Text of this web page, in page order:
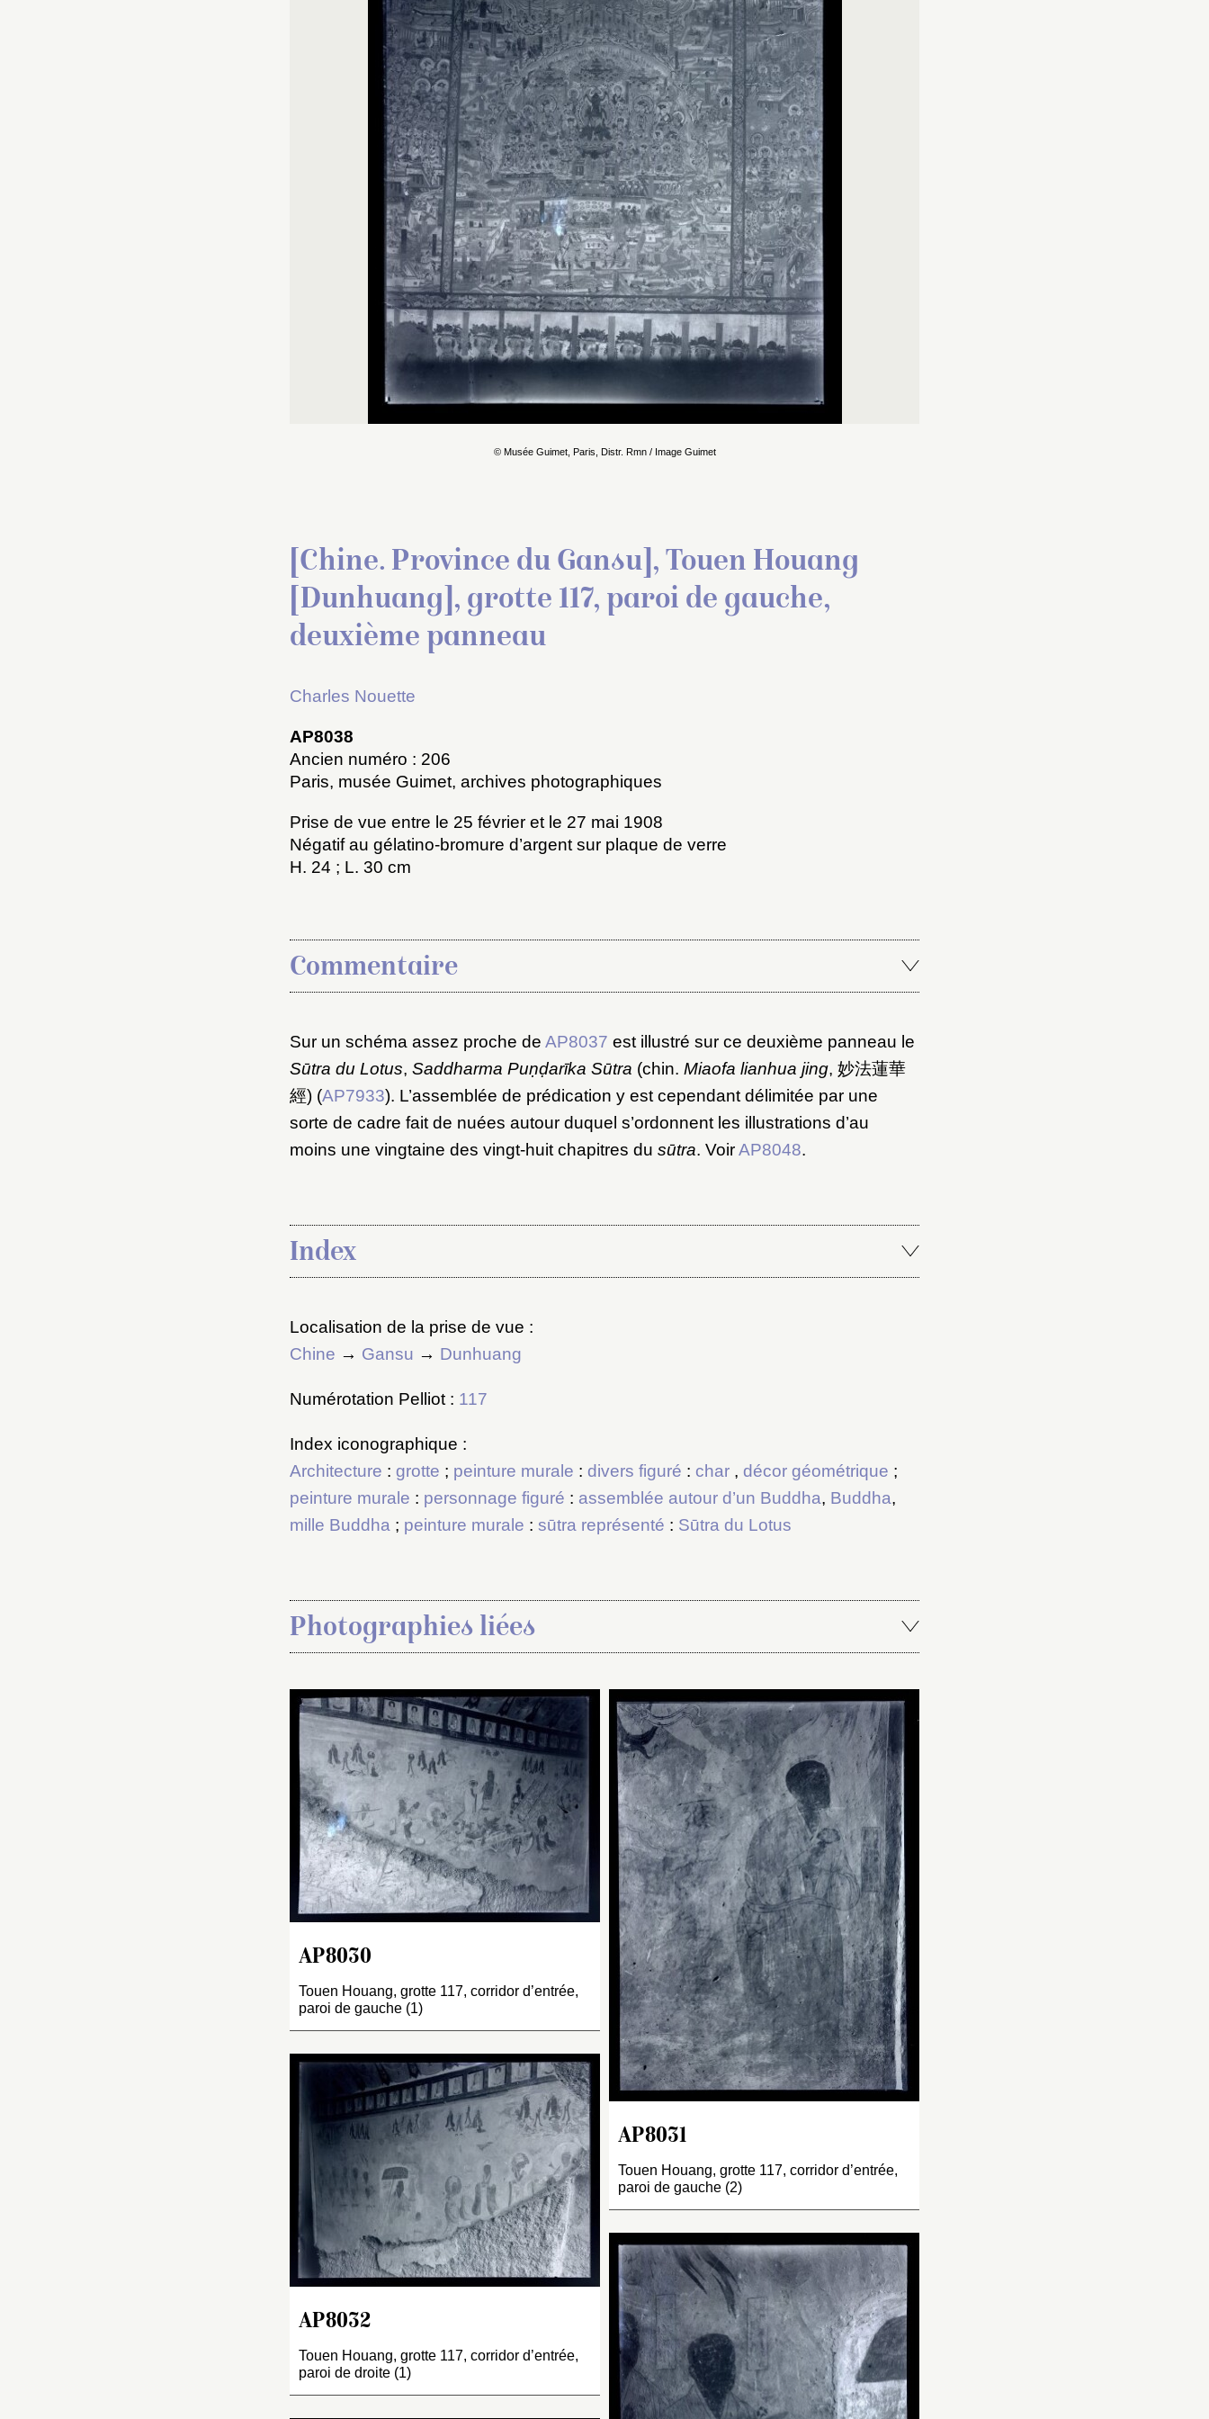
© Musée Guimet, Paris, Distr. Rmn / Image Guimet
[Chine. Province du Gansu], Touen Houang
[Dunhuang], grotte 117, paroi de gauche,
deuxième panneau
Charles Nouette
AP8038
Ancien numéro : 206
Paris, musée Guimet, archives photographiques
Prise de vue entre le 25 février et le 27 mai 1908
Négatif au gélatino-bromure d’argent sur plaque de verre
H. 24 ; L. 30 cm
Commentaire
Sur un schéma assez proche de AP8037 est illustré sur ce deuxième panneau le
Sūtra du Lotus, Saddharma Puṇḍarīka Sūtra (chin. Miaofa lianhua jing, 妙法蓮華
經) (AP7933). L’assemblée de prédication y est cependant délimitée par une
sorte de cadre fait de nuées autour duquel s’ordonnent les illustrations d’au
moins une vingtaine des vingt-huit chapitres du sūtra. VoirAP8048.
Index
Localisation de la prise de vue :
Chine → Gansu → Dunhuang
Numérotation Pelliot : 117
Index iconographique :
Architecture : grotte ; peinture murale : divers figuré : char , décor géométrique ;
peinture murale : personnage figuré : assemblée autour d’un Buddha, Buddha,
mille Buddha ; peinture murale : sūtra représenté : Sūtra du Lotus
Photographies liées
AP8030
Touen Houang, grotte 117, corridor d’entrée,
paroi de gauche (1)
AP8032
Touen Houang, grotte 117, corridor d’entrée,
paroi de droite (1)
AP8031
Touen Houang, grotte 117, corridor d’entrée,
paroi de gauche (2)
Nom du dossier
Nouveau dossier
Créer et ajouter
Connexion